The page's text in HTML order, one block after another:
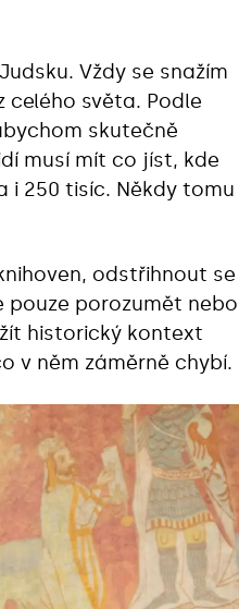
Vždy se snažím
světa. Podle
skutečně
musí mít co jíst, kde
i 250 tisíc. Někdy tomu
odstřihnout se
pouze porozumět nebo
historický kontext
v něm záměrně chybí.